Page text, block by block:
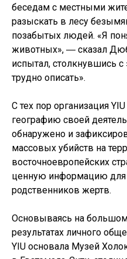
беседам с местными
разыскать в лесу
позабытых людей. «Я
животных», ― сказал
испытал, столкнувшись с
трудно описать».
С тех пор организация
географию своей
обнаружено и
массовых убийств на
восточноевропейских
ценную информацию для
родственников жертв.
Основываясь на
результатах личного
YIU основала Музей